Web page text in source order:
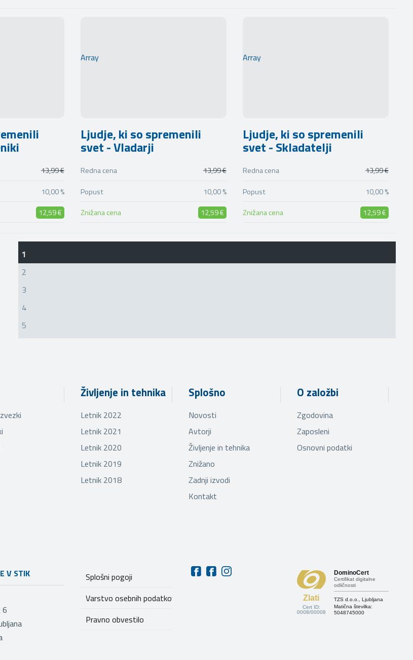
13,99 €
10,00 %
12,59 €
Array
Ljudje, ki so spremenili
svet - Vladarji
Redna cena
13,99 €
Popust
10,00 %
Znižana cena
12,59 €
Array
Ljudje, ki so spremenili
svet - Skladatelji
Redna cena
13,99 €
Popust
10,00 %
Znižana cena
12,59 €
1
2
3
4
5
Življenje in tehnika
Letnik 2022
Letnik 2021
Letnik 2020
Letnik 2019
Letnik 2018
Splošno
Novosti
Avtorji
Življenje in tehnika
Znižano
Zadnji izvodi
Kontakt
O založbi
Zgodovina
Zaposleni
Osnovni podatki
V STIK
6
Splošni pogoji
Varstvo osebnih podatkov
Pravno obvestilo
Zlati
Cert ID:
0008/00008
DominoCert
Certifikat digitalne
odličnosti
TZS d.o.o., Ljubljana
Matična številka:
5048745000